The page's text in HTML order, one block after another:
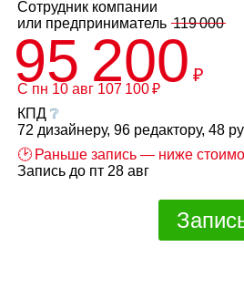
Сотрудник компании
или предприниматель119 000
95 200 ₽
С пн 10 авг 107 100 ₽
КПД❔
72 дизайнеру, 96 редактору, 48
🕑 Раньше запись — ниже
Запись до пт 28 авг